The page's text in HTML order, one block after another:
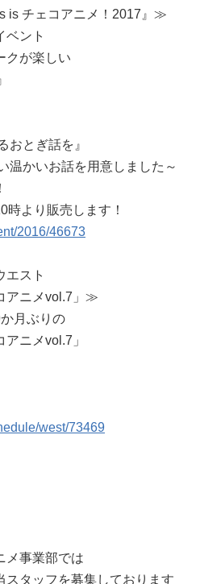
is チェコアニメ！2017』≫
ベント
クが楽しい
おとぎ話を』
温かいお話を用意しました～
時より販売します！
2016/46673
スト
アニメvol.7」≫
月ぶりの
アニメvol.7」
west/73469
メ事業部では
スタッフを募集しております